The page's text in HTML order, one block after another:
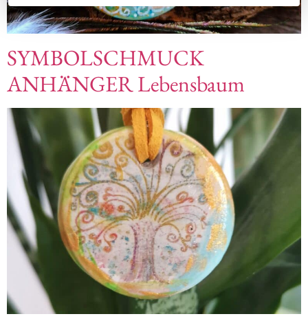
SYMBOLSCHMUCK
ANHÄNGER Lebensbaum